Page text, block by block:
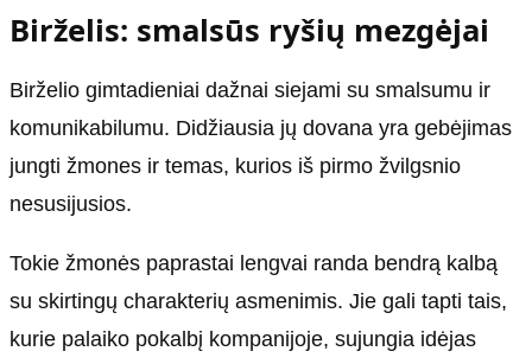
Birželis: smalsūs ryšių mezgėjai
Birželio gimtadieniai dažnai siejami su smalsumu ir
komunikabilumu. Didžiausia jų dovana yra gebėjimas
jungti žmones ir temas, kurios iš pirmo žvilgsnio
nesusijusios.
Tokie žmonės paprastai lengvai randa bendrą kalbą
su skirtingų charakterių asmenimis. Jie gali tapti tais,
kurie palaiko pokalbį kompanijoje, sujungia idėjas